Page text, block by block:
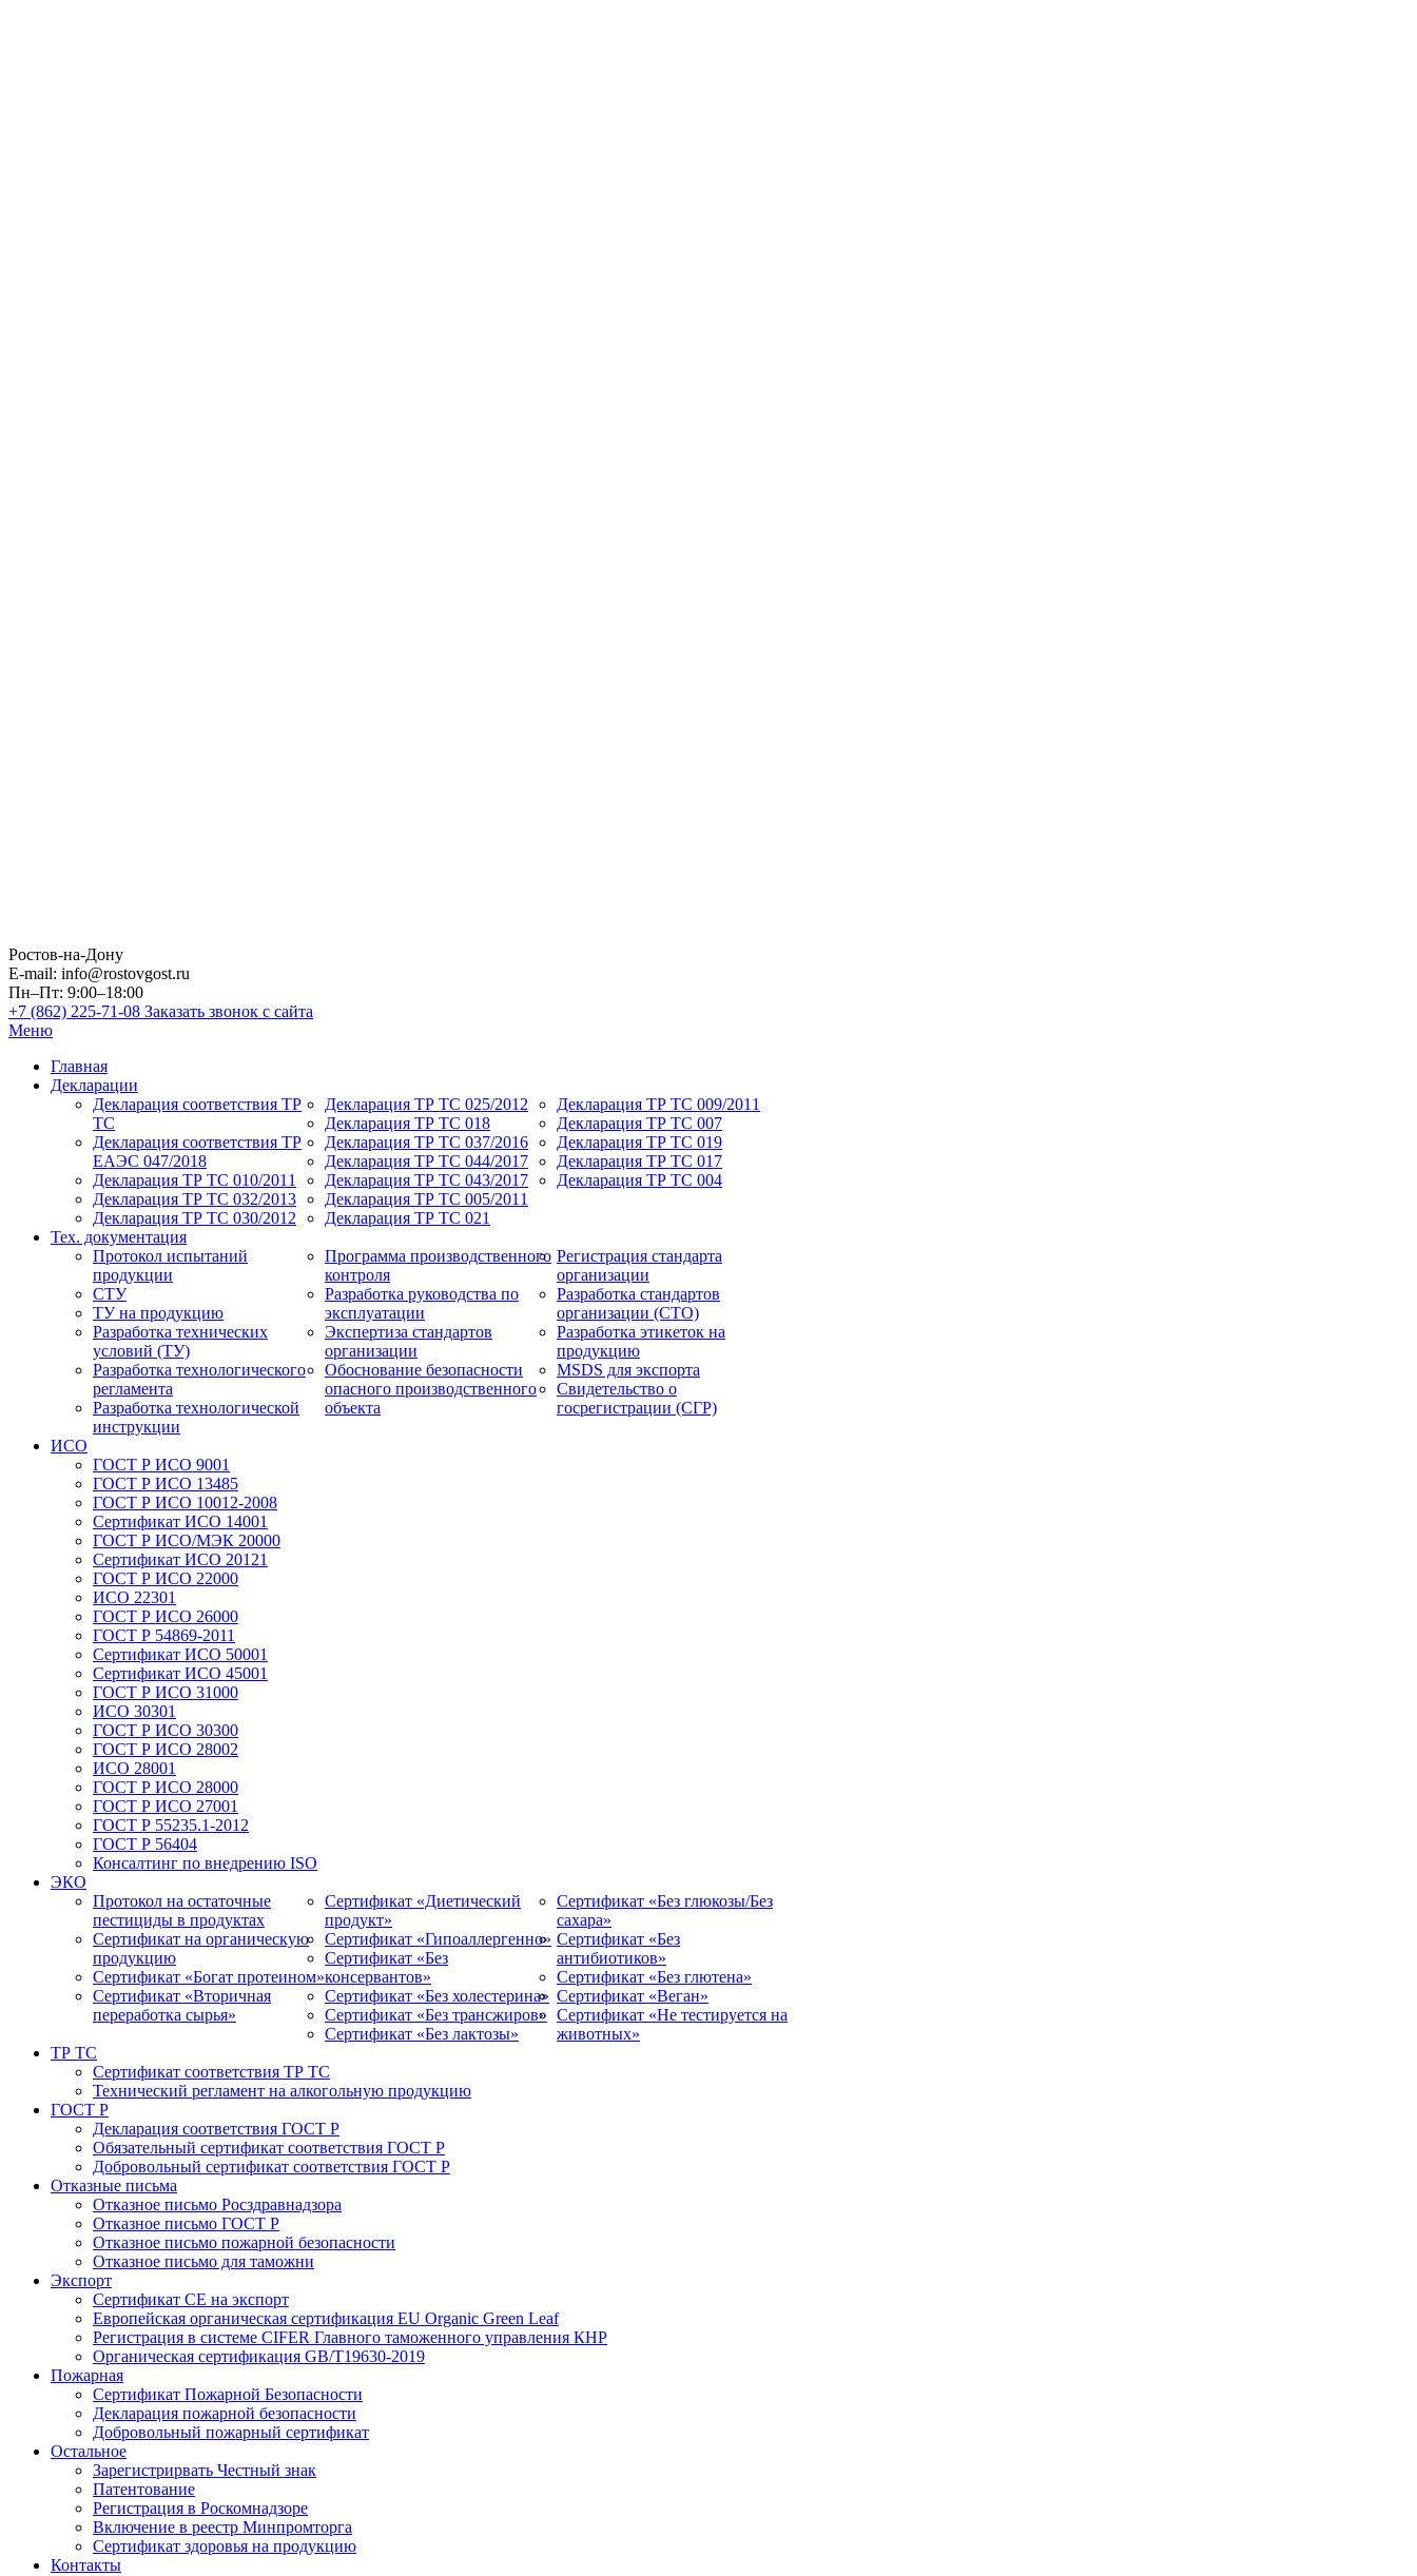
Ростов-на-Дону
E-mail: info@rostovgost.ru
Пн–Пт: 9:00–18:00
+7 (862) 225-71-08 Заказать звонок с сайта
Меню
Главная
Декларации
Декларация соответствия ТР
ТС
Декларация соответствия ТР
ЕАЭС 047/2018
Декларация ТР ТС 010/2011
Декларация ТР ТС 032/2013
Декларация ТР ТС 030/2012
Декларация ТР ТС 025/2012
Декларация ТР ТС 018
Декларация ТР ТС 037/2016
Декларация ТР ТС 044/2017
Декларация ТР ТС 043/2017
Декларация ТР ТС 005/2011
Декларация ТР ТС 021
Декларация ТР ТС 009/2011
Декларация ТР ТС 007
Декларация ТР ТС 019
Декларация ТР ТС 017
Декларация ТР ТС 004
Тех. документация
Протокол испытаний
продукции
СТУ
ТУ на продукцию
Разработка технических
условий (ТУ)
Разработка технологического
регламента
Разработка технологической
инструкции
Программа производственного
контроля
Разработка руководства по
эксплуатации
Экспертиза стандартов
организации
Обоснование безопасности
опасного производственного
объекта
Регистрация стандарта
организации
Разработка стандартов
организации (СТО)
Разработка этикеток на
продукцию
MSDS для экспорта
Свидетельство о
госрегистрации (СГР)
ИСО
ГОСТ Р ИСО 9001
ГОСТ Р ИСО 13485
ГОСТ Р ИСО 10012-2008
Сертификат ИСО 14001
ГОСТ Р ИСО/МЭК 20000
Сертификат ИСО 20121
ГОСТ Р ИСО 22000
ИСО 22301
ГОСТ Р ИСО 26000
ГОСТ Р 54869-2011
Сертификат ИСО 50001
Сертификат ИСО 45001
ГОСТ Р ИСО 31000
ИСО 30301
ГОСТ Р ИСО 30300
ГОСТ Р ИСО 28002
ИСО 28001
ГОСТ Р ИСО 28000
ГОСТ Р ИСО 27001
ГОСТ Р 55235.1-2012
ГОСТ Р 56404
Консалтинг по внедрению ISO
ЭКО
Протокол на остаточные
пестициды в продуктах
Сертификат на органическую
продукцию
Сертификат «Богат протеином»
Сертификат «Вторичная
переработка сырья»
Сертификат «Диетический
продукт»
Сертификат «Гипоаллергенно»
Сертификат «Без
консервантов»
Сертификат «Без холестерина»
Сертификат «Без трансжиров»
Сертификат «Без лактозы»
Сертификат «Без глюкозы/Без
сахара»
Сертификат «Без
антибиотиков»
Сертификат «Без глютена»
Сертификат «Веган»
Сертификат «Не тестируется на
животных»
ТР ТС
Сертификат соответствия ТР ТС
Технический регламент на алкогольную продукцию
ГОСТ Р
Декларация соответствия ГОСТ Р
Обязательный сертификат соответствия ГОСТ Р
Добровольный сертификат соответствия ГОСТ Р
Отказные письма
Отказное письмо Росздравнадзора
Отказное письмо ГОСТ Р
Отказное письмо пожарной безопасности
Отказное письмо для таможни
Экспорт
Сертификат СЕ на экспорт
Европейская органическая сертификация EU Organic Green Leaf
Регистрация в системе CIFER Главного таможенного управления КНР
Органическая сертификация GB/T19630-2019
Пожарная
Сертификат Пожарной Безопасности
Декларация пожарной безопасности
Добровольный пожарный сертификат
Остальное
Зарегистрирвать Честный знак
Патентование
Регистрация в Роскомнадзоре
Включение в реестр Минпромторга
Сертификат здоровья на продукцию
Контакты